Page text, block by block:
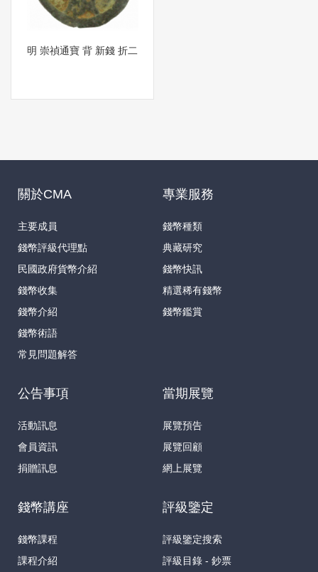
明 崇禎通寶 背 新錢 折二
關於CMA
主要成員
錢幣評級代理點
民國政府貨幣介紹
錢幣收集
錢幣介紹
錢幣術語
常見問題解答
專業服務
錢幣種類
典藏研究
錢幣快訊
精選稀有錢幣
錢幣鑑賞
公告事項
活動訊息
會員資訊
捐贈訊息
當期展覽
展覽預告
展覽回顧
網上展覽
錢幣講座
錢幣課程
課程介紹
評級鑒定
評級鑒定搜索
評級目錄 - 鈔票